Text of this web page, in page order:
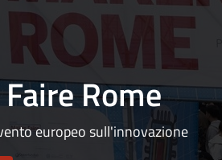
Rome
europeo sull'innovazione